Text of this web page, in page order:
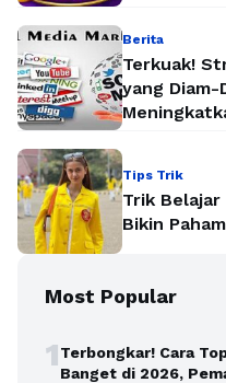
Berita
Terkuak!
yang Diam-
Tips Trik
Trik Belajar
Bikin
Most Popular
1Terbongkar! Cara
Banget di 2026,